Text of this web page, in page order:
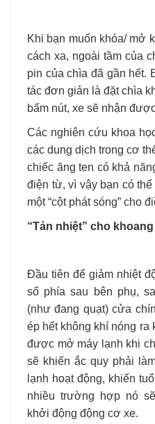
Khi bạn muốn khóa/ mở
cách xa, ngoài tầm của
pin của chìa đã gần hết.
tác đơn giản là đặt chìa
bấm nút, xe sẽ nhận
Các nghiên cứu khoa
các dung dịch trong cơ
chiếc ăng ten có khả
điện từ, vì vậy bạn có
một “cột phát sóng” cho
“Tản nhiệt” cho
Đầu tiên để giảm nhiệt
sổ phía sau bên phụ,
(như đang quạt) cửa
ép hết không khí nóng ra
được mở máy lạnh khi
sẽ khiến ắc quy phải
lạnh hoạt động, khiến
nhiều trường hợp nó
khởi động động cơ xe.